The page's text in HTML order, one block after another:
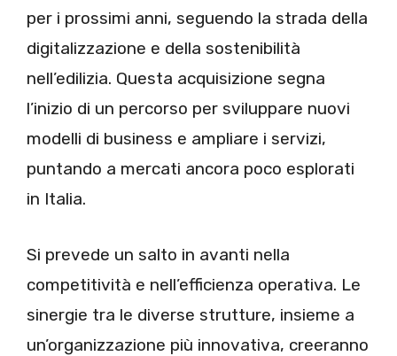
per i prossimi anni, seguendo la strada della
digitalizzazione e della sostenibilità
nell’edilizia. Questa acquisizione segna
l’inizio di un percorso per sviluppare nuovi
modelli di business e ampliare i servizi,
puntando a mercati ancora poco esplorati
in Italia.
Si prevede un salto in avanti nella
competitività e nell’efficienza operativa. Le
sinergie tra le diverse strutture, insieme a
un’organizzazione più innovativa, creeranno